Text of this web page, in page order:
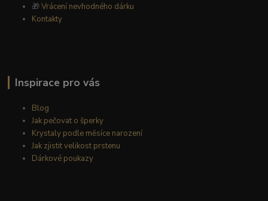
🎁Vrácení nevhodného dárku
Kontakty
Inspirace pro vás
Blog
Jak pečovat o šperky
Krystaly podle měsíce narození
Jak zjistit velikost prstenu
Dárkové poukazy